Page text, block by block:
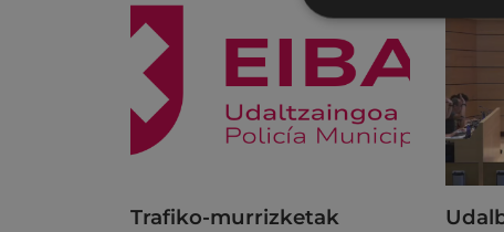
Trafiko-murrizketak